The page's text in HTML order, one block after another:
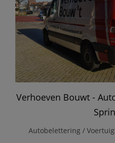
Verhoeven Bouwt -
Autobelettering /